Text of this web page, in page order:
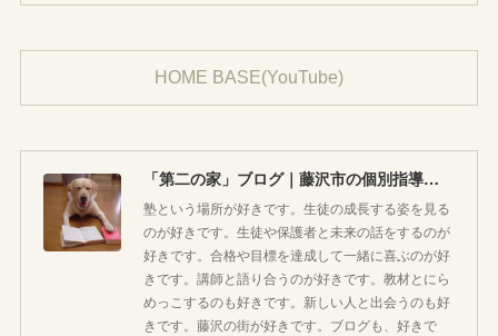
HOME BASE(YouTube)
「第二の家」ブログ｜藤沢市の個別指導塾のお話
塾という場所が好きです。生徒の成長する姿を見る
のが好きです。生徒や保護者と未来の話をするのが
好きです。合格や目標を達成して一緒に喜ぶのが好
きです。講師と語り合うのが好きです。教材とにら
めっこするのも好きです。新しい人と出会うのも好
きです。藤沢の街が好きです。ブログも、好きで